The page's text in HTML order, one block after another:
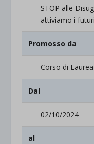
STOP alle
attiviamo i
Promosso da
Corso di
Dal
02/10/2024
al